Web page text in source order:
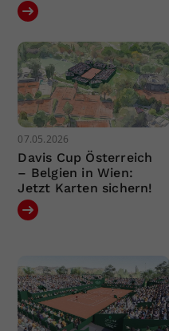
07.05.2026
Davis Cup Österreich
– Belgien in Wien:
Jetzt Karten sichern!